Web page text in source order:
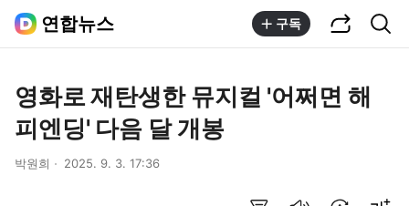
연합뉴스 구독
영화로 재탄생한 뮤지컬 '어쩌면 해
피엔딩' 다음 달 개봉
박원희 2025. 9. 3. 17:36